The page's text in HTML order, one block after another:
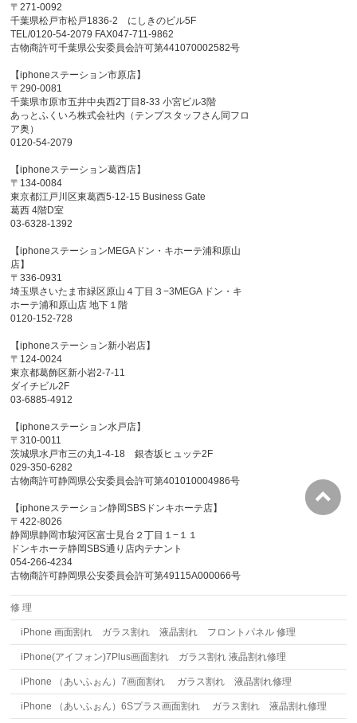
〒271-0092
千葉県松戸市松戸1836-2 にしきのビル5F
TEL/0120-54-2079 FAX047-711-9862
古物商許可千葉県公安委員会許可第441070002582号
【iphoneステーション市原店】
〒290-0081
千葉県市原市五井中央西2丁目8-33 小宮ビル3階
あっとふくいろ株式会社内（テンプスタッフさん同フロ
ア奥）
0120-54-2079
【iphoneステーション葛西店】
〒134-0084
東京都江戸川区東葛西5-12-15 Business Gate
葛西 4階D室
03-6328-1392
【iphoneステーションMEGAドン・キホーテ浦和原山
店】
〒336-0931
埼玉県さいたま市緑区原山４丁目３−3MEGA ドン・キ
ホーテ浦和原山店 地下１階
0120-152-728
【iphoneステーション新小岩店】
〒124-0024
東京都葛飾区新小岩2-7-11
ダイチビル2F
03-6885-4912
【iphoneステーション水戸店】
〒310-0011
茨城県水戸市三の丸1-4-18 銀杏坂ヒュッテ2F
029-350-6282
古物商許可静岡県公安委員会許可第401010004986号
【iphoneステーション静岡SBSドンキホーテ店】
〒422-8026
静岡県静岡市駿河区富士見台２丁目１−１１
ドンキホーテ静岡SBS通り店内テナント
054-266-4234
古物商許可静岡県公安委員会許可第49115A000066号
修 理
iPhone 画面割れ ガラス割れ 液晶割れ フロントパネル 修理
iPhone(アイフォン)7Plus画面割れ ガラス割れ 液晶割れ修理
iPhone （あいふぉん）7画面割れ ガラス割れ 液晶割れ修理
iPhone （あいふぉん）6Sプラス画面割れ ガラス割れ 液晶割れ修理